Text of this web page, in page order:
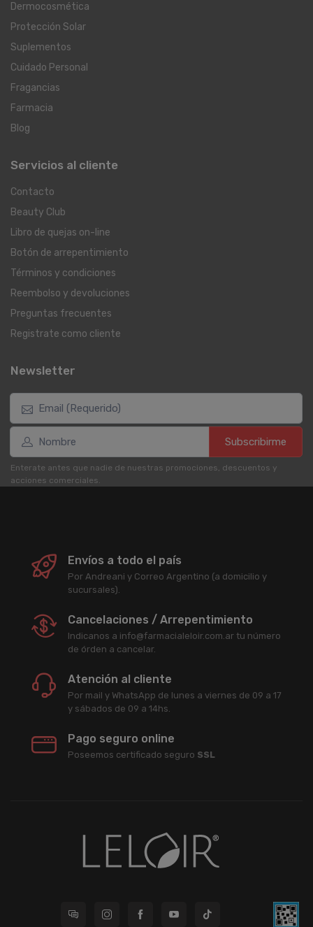
Dermocosmética
Protección Solar
Suplementos
Cuidado Personal
Fragancias
Farmacia
Blog
Servicios al cliente
Contacto
Beauty Club
Libro de quejas on-line
Botón de arrepentimiento
Términos y condiciones
Reembolso y devoluciones
Preguntas frecuentes
Registrate como cliente
Newsletter
Subscribirme
Enterate antes que nadie de nuestras promociones, descuentos y
acciones comerciales.
Envíos a todo el país
Por Andreani y Correo Argentino (a domicilio y
sucursales).
Cancelaciones / Arrepentimiento
Indicanos a info@farmacialeloir.com.ar tu número
de órden a cancelar.
Atención al cliente
Por mail y WhatsApp de lunes a viernes de 09 a 17
y sábados de 09 a 14hs.
Pago seguro online
Poseemos certificado seguro SSL